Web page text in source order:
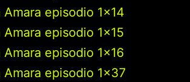
Amara episodio 1×14
Amara episodio 1×15
Amara episodio 1×16
Amara episodio 1×37